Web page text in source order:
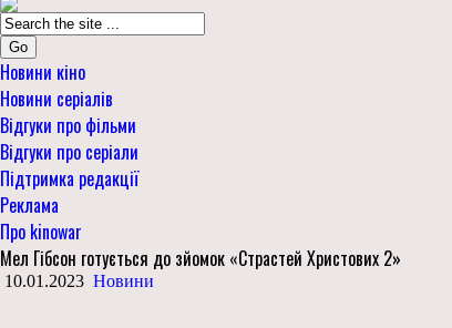
Go
Новини кіно
Новини серіалів
Відгуки про фільми
Відгуки про серіали
Підтримка редакції
Реклама
Про kinowar
Мел Гібсон готується до зйомок «Страстей Христових 2»
10.01.2023 Новини